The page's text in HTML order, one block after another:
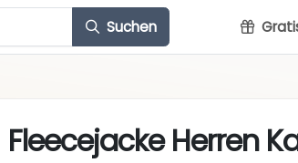
Suchen
Fleecejacke Herren